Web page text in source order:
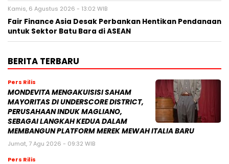
Kamis, 6 Agustus 2026 - 13:02 WIB
Fair Finance Asia Desak Perbankan Hentikan Pendanaan
untuk Sektor Batu Bara di ASEAN
BERITA TERBARU
Pers Rilis
MONDEVITA MENGAKUISISI SAHAM
MAYORITAS DI UNDERSCORE DISTRICT,
PERUSAHAAN INDUK MAGLIANO,
SEBAGAI LANGKAH KEDUA DALAM
MEMBANGUN PLATFORM MEREK MEWAH ITALIA BARU
Jumat, 7 Agu 2026 - 09:32 WIB
Pers Rilis